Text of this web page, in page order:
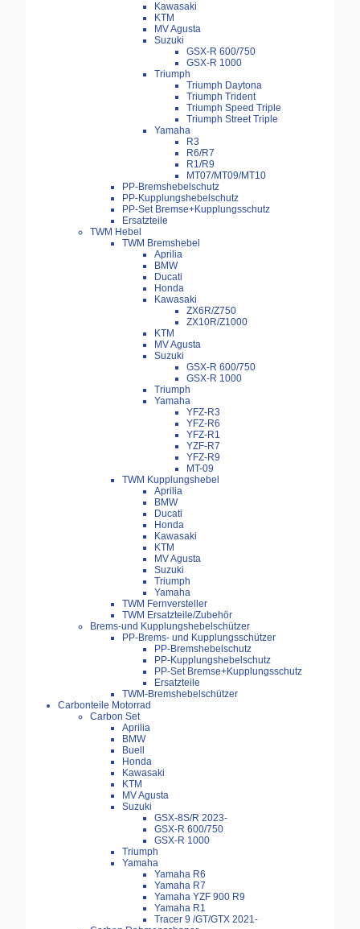
Kawasaki
KTM
MV Agusta
Suzuki
GSX-R 600/750
GSX-R 1000
Triumph
Triumph Daytona
Triumph Trident
Triumph Speed Triple
Triumph Street Triple
Yamaha
R3
R6/R7
R1/R9
MT07/MT09/MT10
PP-Bremshebelschutz
PP-Kupplungshebelschutz
PP-Set Bremse+Kupplungsschutz
Ersatzteile
TWM Hebel
TWM Bremshebel
Aprilia
BMW
Ducati
Honda
Kawasaki
ZX6R/Z750
ZX10R/Z1000
KTM
MV Agusta
Suzuki
GSX-R 600/750
GSX-R 1000
Triumph
Yamaha
YFZ-R3
YFZ-R6
YFZ-R1
YZF-R7
YFZ-R9
MT-09
TWM Kupplungshebel
Aprilia
BMW
Ducati
Honda
Kawasaki
KTM
MV Agusta
Suzuki
Triumph
Yamaha
TWM Fernversteller
TWM Ersatzteile/Zubehör
Brems-und Kupplungshebelschützer
PP-Brems- und Kupplungsschützer
PP-Bremshebelschutz
PP-Kupplungshebelschutz
PP-Set Bremse+Kupplungsschutz
Ersatzteile
TWM-Bremshebelschützer
Carbonteile Motorrad
Carbon Set
Aprilia
BMW
Buell
Honda
Kawasaki
KTM
MV Agusta
Suzuki
GSX-8S/R 2023-
GSX-R 600/750
GSX-R 1000
Triumph
Yamaha
Yamaha R6
Yamaha R7
Yamaha YZF 900 R9
Yamaha R1
Tracer 9 /GT/GTX 2021-